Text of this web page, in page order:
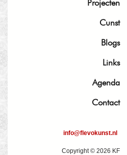
Projecten
Cunst
Blogs
Links
Agenda
Contact
info@flevokunst.nl
Copyright © 2026 KF